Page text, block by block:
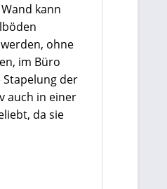
kann
ohne
im Büro
der
auch in einer
da sie